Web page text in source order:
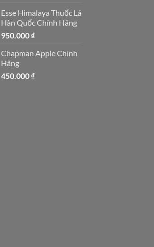
Esse Himalaya Thuốc Lá
Hàn Quốc Chính Hãng
950.000 ₫
Chapman Apple Chính
Hãng
450.000 ₫